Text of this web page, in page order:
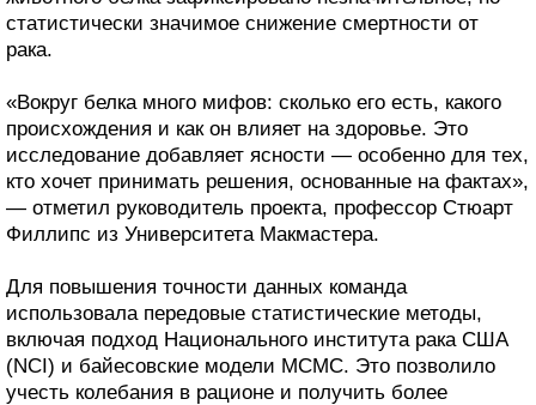
статистически значимое снижение смертности от
рака.
«Вокруг белка много мифов: сколько его есть, какого
происхождения и как он влияет на здоровье. Это
исследование добавляет ясности — особенно для тех,
кто хочет принимать решения, основанные на фактах»,
— отметил руководитель проекта, профессор Стюарт
Филлипс из Университета Макмастера.
Для повышения точности данных команда
использовала передовые статистические методы,
включая подход Национального института рака США
(NCI) и байесовские модели MCMC. Это позволило
учесть колебания в рационе и получить более